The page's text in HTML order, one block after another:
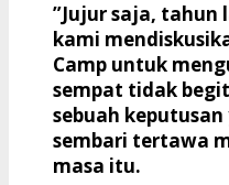
​”Jujur saja, tahun
kami
Camp untuk
sempat tidak
sebuah
sembari tertawa
masa itu.